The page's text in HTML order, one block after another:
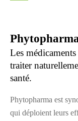
Les
traiter
santé.
Phytopharma est
qui déploient leurs